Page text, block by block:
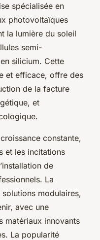
spécialisée en
photovoltaïques
la lumière du soleil
semi-
silicium. Cette
et efficace, offre des
de la facture
et
constante,
et les incitations
de
La
modulaires,
avec une
matériaux innovants
La popularité